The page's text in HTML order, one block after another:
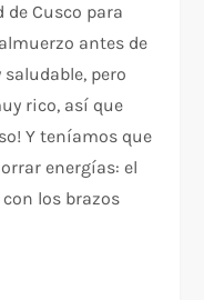
de Cusco para
antes de
pero
rico, así que
Y teníamos que
energías: el
los brazos